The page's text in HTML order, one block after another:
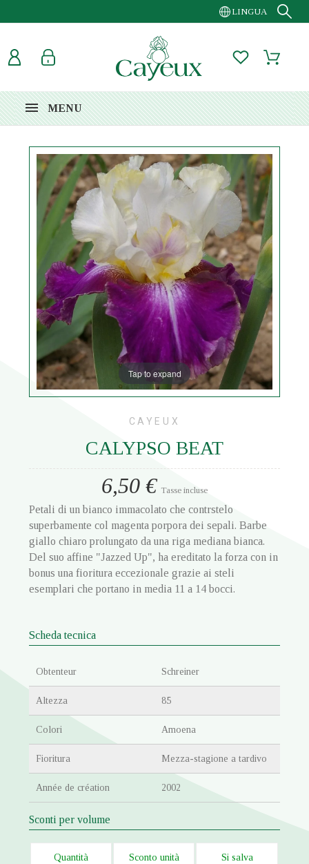
LINGUA
MENU
Tap to expand
CAYEUX
CALYPSO BEAT
6,50 € Tasse incluse
Petali di un bianco immacolato che contrstelo
superbamente col magenta porpora dei sepali. Barbe
giallo chiaro prolungato da una riga mediana bianca.
Del suo affine "Jazzed Up", ha ereditato la forza con in
bonus una fioritura eccezionale grazie ai steli
esemplari che portano in media 11 a 14 bocci.
Scheda tecnica
Obtenteur Schreiner
Altezza 85
Colori Amoena
Fioritura Mezza-stagione a tardivo
Année de création 2002
Sconti per volume
Quantità Sconto unità Si salva